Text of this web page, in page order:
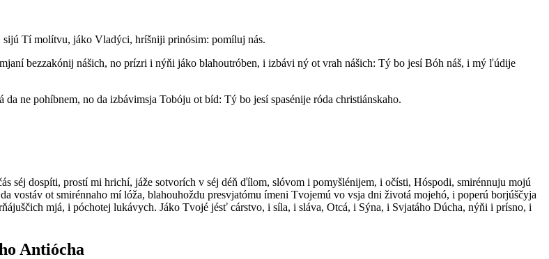
Tí molítvu, jáko Vladýci, hríšniji prinósim: pomíluj nás.
bezzakónij nášich, no prízri i nýňi jáko blahoutróben, i izbávi ný ot vrah nášich: Tý bo jesí Bóh náš, i mý ľúdije
ne pohíbnem, no da izbávimsja Tobóju ot bíd: Tý bo jesí spasénije róda christiánskaho.
séj dospíti, prostí mi hrichí, jáže sotvorích v séj déň ďílom, slóvom i pomyšlénijem, i očísti, Hóspodi, smirénnuju mojú
vostáv ot smirénnaho mí lóža, blahouhoždu presvjatómu ímeni Tvojemú vo vsja dni životá mojehó, i poperú borjúščyja
mjá, i póchotej lukávych. Jáko Tvojé jésť cárstvo, i síla, i sláva, Otcá, i Sýna, i Svjatáho Dúcha, nýňi i prísno, i
Antiócha